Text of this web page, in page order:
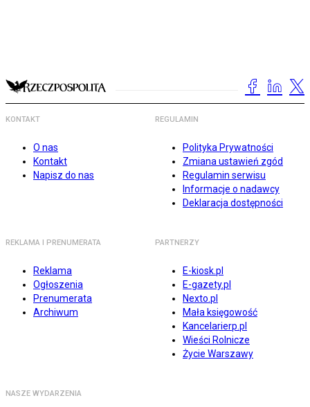
KONTAKT
O nas
Kontakt
Napisz do nas
REGULAMIN
Polityka Prywatności
Zmiana ustawień zgód
Regulamin serwisu
Informacje o nadawcy
Deklaracja dostępności
REKLAMA I PRENUMERATA
Reklama
Ogłoszenia
Prenumerata
Archiwum
PARTNERZY
E-kiosk.pl
E-gazety.pl
Nexto.pl
Mała księgowość
Kancelarierp.pl
Wieści Rolnicze
Życie Warszawy
NASZE WYDARZENIA